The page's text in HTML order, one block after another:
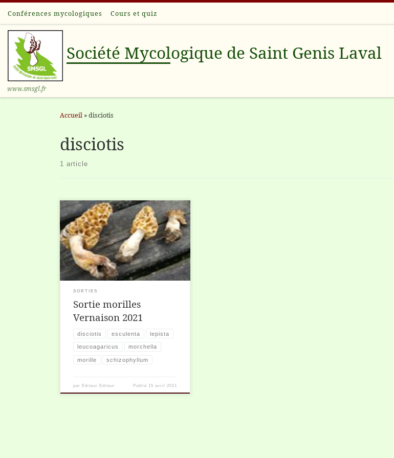
Passer au contenu
Conférences mycologiques Cours et quiz
Société Mycologique de Saint Genis Laval
www.smsgl.fr
Accueil »disciotis
disciotis
1 article
Nous étions une petite vingtaine, des
anciens et surtout des nouveaux, à
tenter de débusquer la très recherchée
Morille (Morchella esculenta).
SORTIES
Sortie morilles
Vernaison 2021
disciotis esculenta lepista
leucoagaricus morchella
morille schizophyllum
par Editeur Editeur Publié 15 avril 2021